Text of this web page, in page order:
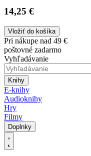
14,25 €
Vložiť do košíka
Pri nákupe nad 49 €
poštovné zadarmo
Vyhľadávanie
Knihy
E-knihy
Audioknihy
Hry
Filmy
Doplnky